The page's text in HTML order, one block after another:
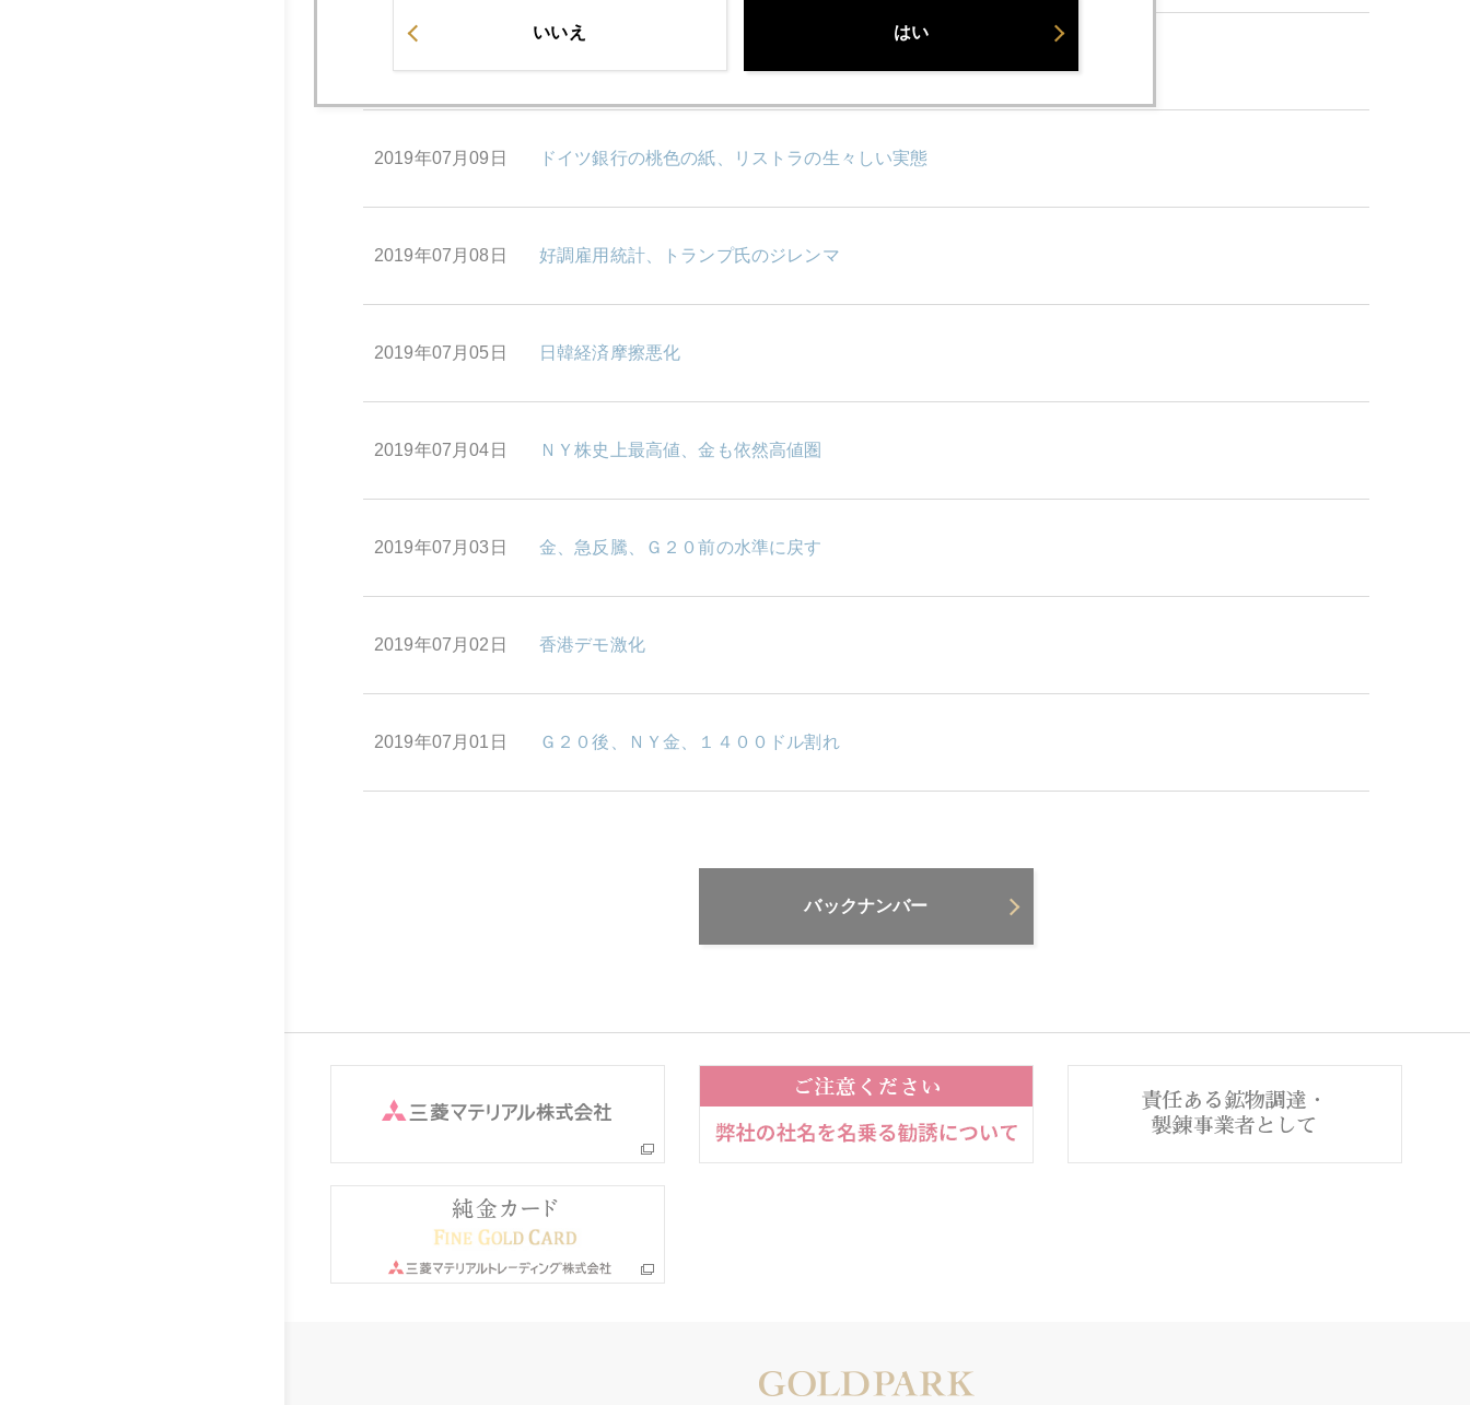
2019年07月09日 ドイツ銀行の桃色の紙、リストラの生々しい実態
2019年07月08日 好調雇用統計、トランプ氏のジレンマ
2019年07月05日 日韓経済摩擦悪化
2019年07月04日 ＮＹ株史上最高値、金も依然高値圏
2019年07月03日 金、急反騰、Ｇ２０前の水準に戻す
2019年07月02日 香港デモ激化
2019年07月01日 Ｇ２０後、ＮＹ金、１４００ドル割れ
バックナンバー
いいえ はい